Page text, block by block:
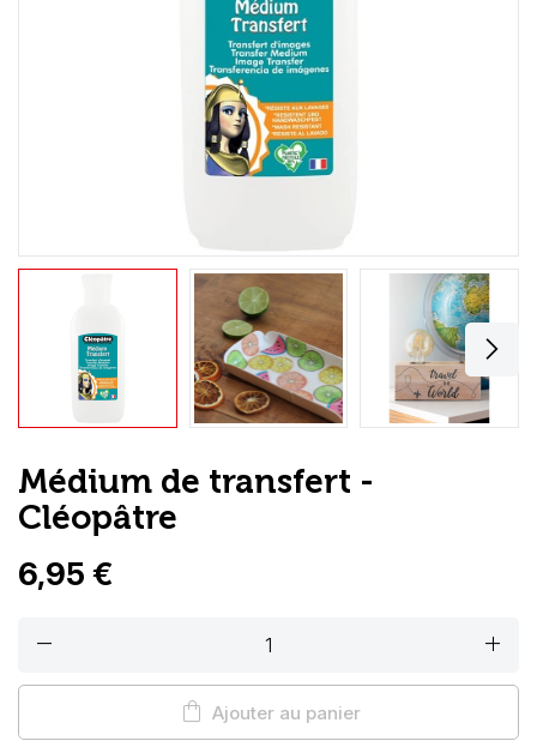
Médium de transfert -
Cléopâtre
6,95 €
remove add
shopping_bag Ajouter au panier